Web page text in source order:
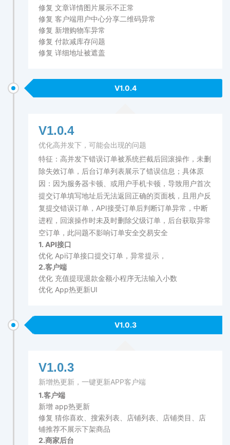
修复 文章详情图片展示不正常
修复 客户端用户中心分享二维码异常
修复 新增购物车异常
修复 付款减库存问题
修复 详细地址被遮盖
V1.0.4
V1.0.4
优化高并发下，可能会出现的问题
特征：高并发下错误订单被系统拦截后回滚操作，未删
除失效订单，后台订单列表展示了错误信息；具体原
因：因为服务器卡顿、或用户手机卡顿，导致用户首次
提交订单填写地址后无法返回正确的页面栈，且用户反
复提交错误订单，API接受订单后判断订单异常，中断
进程，回滚操作时未及时删除父级订单，后台获取异常
空订单，此问题不影响订单安全交易安全
1. API接口
优化 Api订单接口提交订单，异常提示，
2.客户端
优化 充值提现退款金额小程序无法输入小数
优化 App热更新UI
V1.0.3
V1.0.3
新增热更新，一键更新APP客户端
1.客户端
新增 app热更新
修复 猜你喜欢、搜索列表、店铺列表、店铺类目、店
铺推荐不展示下架商品
2.商家后台